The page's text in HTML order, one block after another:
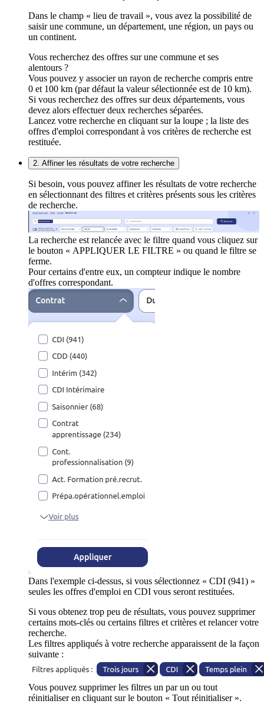
Dans le champ « lieu de travail », vous avez la possibilité de
saisir une commune, un département, une région, un pays ou
un continent.
Vous recherchez des offres sur une commune et ses
alentours ?
Vous pouvez y associer un rayon de recherche compris entre
0 et 100 km (par défaut la valeur sélectionnée est de 10 km).
Si vous recherchez des offres sur deux départements, vous
devez alors effectuer deux recherches séparées.
Lancez votre recherche en cliquant sur la loupe ; la liste des
offres d'emploi correspondant à vos critères de recherche est
restituée.
2. Affiner les résultats de votre recherche
Si besoin, vous pouvez affiner les résultats de votre recherche
en sélectionnant des filtres et critères présents sous les critères
de recherche.
La recherche est relancée avec le filtre quand vous cliquez sur
le bouton « APPLIQUER LE FILTRE » ou quand le filtre se
ferme.
Pour certains d'entre eux, un compteur indique le nombre
d'offres correspondant.
Dans l'exemple ci-dessus, si vous sélectionnez « CDI (941) »
seules les offres d'emploi en CDI vous seront restituées.
Si vous obtenez trop peu de résultats, vous pouvez supprimer
certains mots-clés ou certains filtres et critères et relancer votre
recherche.
Les filtres appliqués à votre recherche apparaissent de la façon
suivante :
Vous pouvez supprimer les filtres un par un ou tout
réinitialiser en cliquant sur le bouton « Tout réinitialiser ».